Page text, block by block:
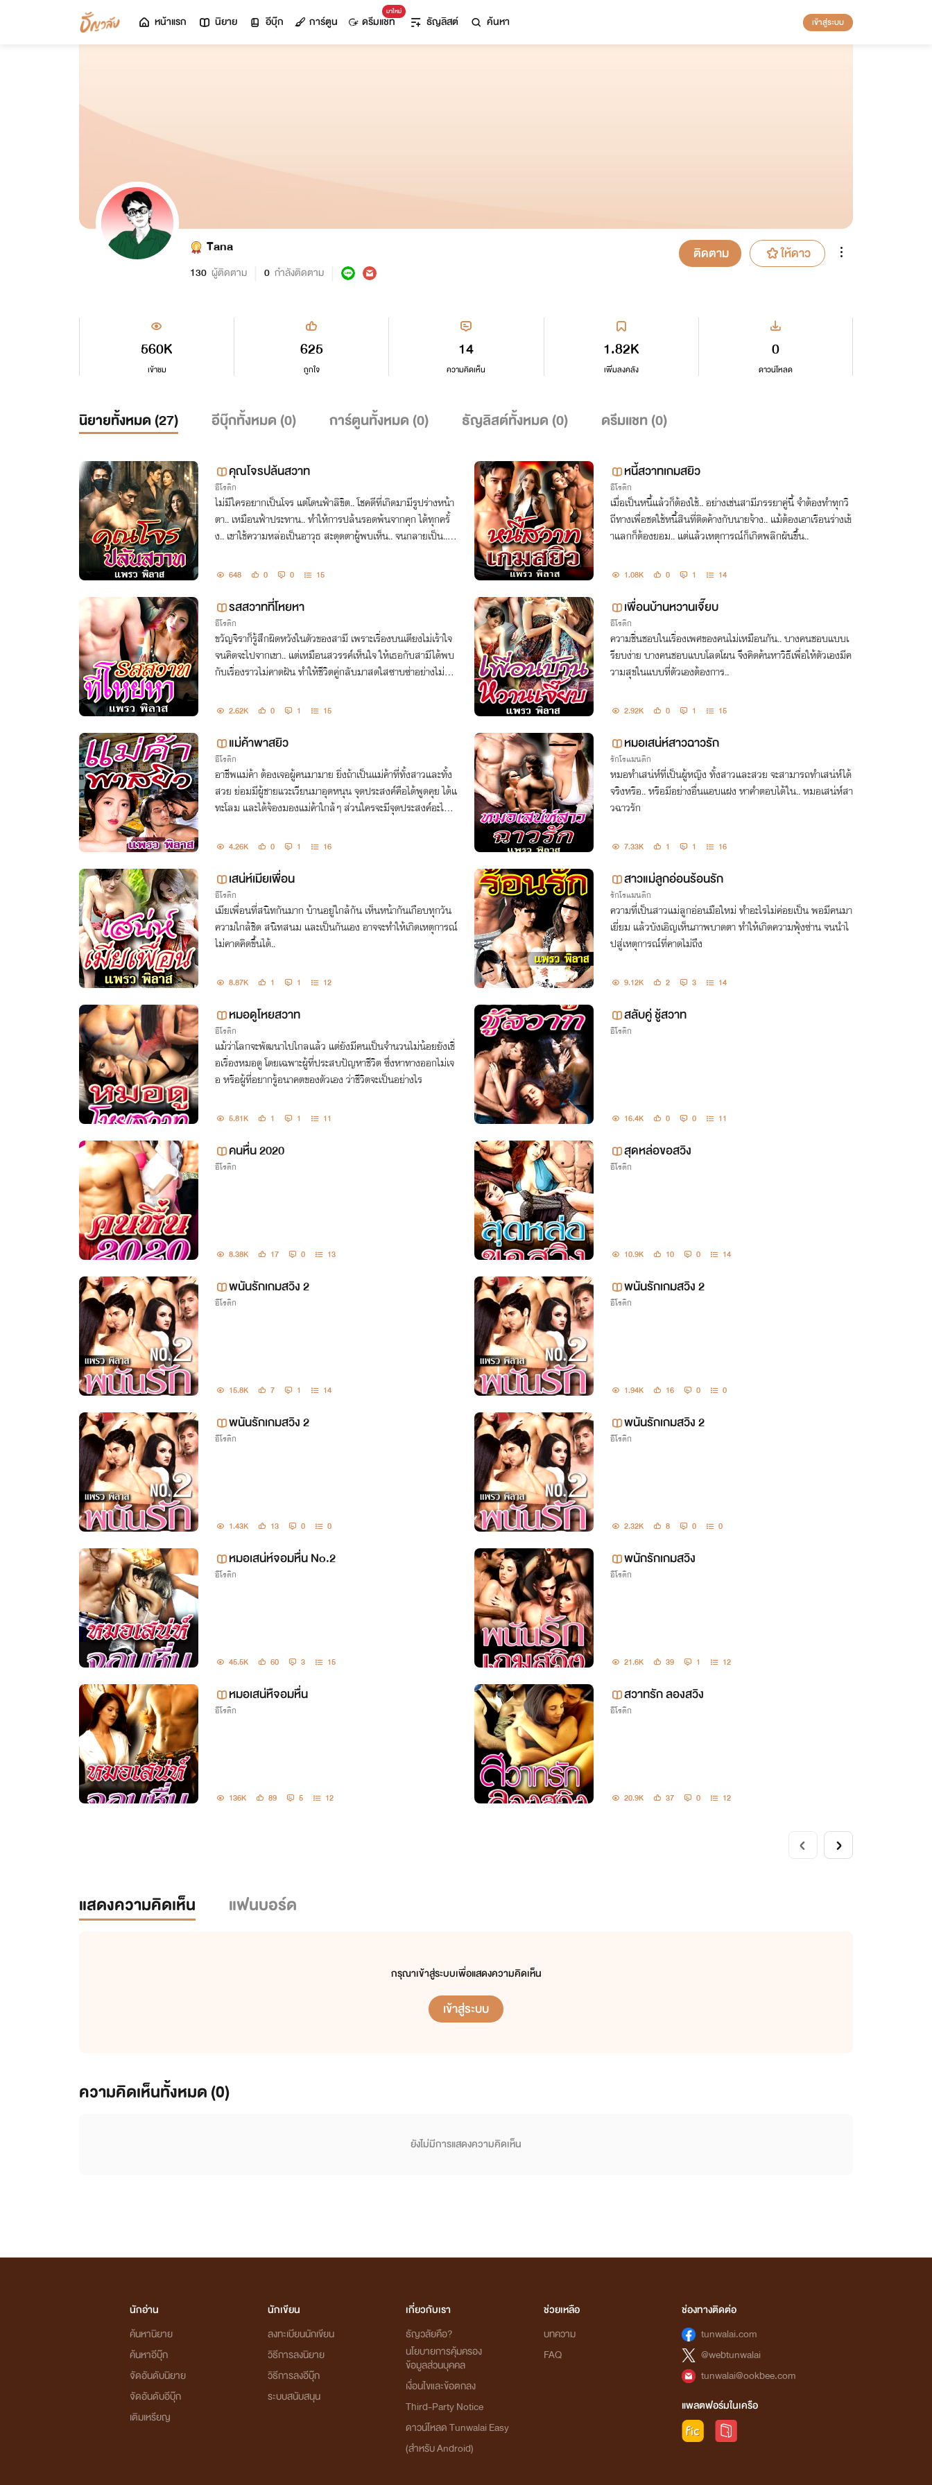
หน้าแรก นิยาย อีบุ๊ก การ์ตูน
มาใหม่
ดรีมแชท ธัญลิสต์ ค้นหา เข้าสู่ระบบ
Tana
130 ผู้ติดตาม 0 กำลังติดตาม
ติดตาม ให้ดาว
560K
เข้าชม
1.82K
เพิ่มลงคลัง
625
ถูกใจ
0
ดาวน์โหลด
14
ความคิดเห็น
นิยายทั้งหมด (27) อีบุ๊กทั้งหมด (0) การ์ตูนทั้งหมด (0) ธัญลิสต์ทั้งหมด (0) ดรีมแชท (0)
คุณโจรปล้นสวาท
อีโรติก
ไม่มีใครอยากเป็นโจร แต่โดนฟ้าลิขิต.. โชคดีที่เกิดมามีรูปร่างหน้า
ตา.. เหมือนฟ้าประทาน.. ทำให้การปล้นรอดพ้นจากคุก ได้ทุกครั้
ง.. เขาใช้ความหล่อเป็นอาวุธ สะดุดตาผู้พบเห็น.. จนกลายเป็น.. คุ
648 0 0 15
หนี้สวาทเกมสยิว
อีโรติก
เมื่อเป็นหนี้แล้วก็ต้องใช้.. อย่างเช่นสามีภรรยาคู่นี้ จำต้องทำทุกวิ
ถีทางเพื่อชดใช้หนี้สินที่ติดค้างกับนายจ้าง.. แม้ต้องเอาเรือนร่างเข้
าแลกก็ต้องยอม.. แต่แล้วเหตุการณ์ก็เกิดพลิกผันขึ้น..
1.08K 0 1 14
รสสวาทที่โหยหา
อีโรติก
ขวัญจิราก็รู้สึกผิดหวังในตัวของสามี เพราะเรื่องบนเตียงไม่เร้าใจ
จนคิดจะไปจากเขา.. แต่เหมือนสวรรค์เห็นใจ ให้เธอกับสามีได้พบ
กับเรื่องราวไม่คาดฝัน ทำให้ชีวิตคู่กลับมาสดใสซาบซ่าอย่างไม่น่าเ
2.62K 0 1 15
เพื่อนบ้านหวานเจี๊ยบ
อีโรติก
ความชื่นชอบในเรื่องเพศของคนไม่เหมือนกัน.. บางคนชอบแบบเ
รียบง่าย บางคนชอบแบบโลดโผน จึงคิดค้นหาวิธีเพื่อให้ตัวเองมีค
วามสุขในแบบที่ตัวเองต้องการ..
2.92K 0 1 15
แม่ค้าพาสยิว
อีโรติก
อาชีพแม่ค้า ต้องเจอผู้คนมามาย ยิ่งถ้าเป็นแม่ค้าที่ทั้งสาวและทั้ง
สวย ย่อมมีผู้ชายแวะเวียนมาอุดหนุน จุดประสงค์คือได้พูดคุย ได้แ
ทะโลม และได้จ้องมองแม่ค้าใกล้ๆ ส่วนใครจะมีจุดประสงค์อะไร ก็
4.26K 0 1 16
หมอเสน่ห์สาวฉาวรัก
รักโรแมนติก
หมอทำเสน่ห์ที่เป็นผู้หญิง ทั้งสาวและสวย จะสามารถทำเสน่ห์ได้
จริงหรือ.. หรือมีอย่างอื่นแอบแฝง หาคำตอบได้ใน.. หมอเสน่ห์สา
วฉาวรัก
7.33K 1 1 16
เสน่ห์เมียเพื่อน
อีโรติก
เมียเพื่อนที่สนิทกันมาก บ้านอยู่ใกล้กัน เห็นหน้ากันเกือบทุกวัน
ความใกล้ชิด สนิทสนม และเป็นกันเอง อาจจะทำให้เกิดเหตุการณ์
ไม่คาดคิดขึ้นได้..
8.87K 1 1 12
สาวแม่ลูกอ่อนร้อนรัก
รักโรแมนติก
ความที่เป็นสาวแม่ลูกอ่อนมือใหม่ ทำอะไรไม่ค่อยเป็น พอมีคนมา
เยี่ยม แล้วบังเอิญเห็นภาพบาดตา ทำให้เกิดความฟุ้งซ่าน จนนำไ
ปสู่เหตุการณ์ที่คาดไม่ถึง
9.12K 2 3 14
หมอดูโหยสวาท
อีโรติก
แม้ว่าโลกจะพัฒนาไปไกลแล้ว แต่ยังมีคนเป็นจำนวนไม่น้อยยังเชื่
อเรื่องหมอดู โดยเฉพาะผู้ที่ประสบปัญหาชีวิต ซึ่งหาทางออกไม่เจ
อ หรือผู้ที่อยากรู้อนาคตของตัวเอง ว่าชีวิตจะเป็นอย่างไร
5.81K 1 1 11
สลับคู่ ชู้สวาท
อีโรติก
16.4K 0 0 11
คนหื่น 2020
อีโรติก
8.38K 17 0 13
สุดหล่อขอสวิง
อีโรติก
10.9K 10 0 14
พนันรักเกมสวิง 2
อีโรติก
15.8K 7 1 14
พนันรักเกมสวิง 2
อีโรติก
1.94K 16 0 0
พนันรักเกมสวิง 2
อีโรติก
1.43K 13 0 0
พนันรักเกมสวิง 2
อีโรติก
2.32K 8 0 0
หมอเสน่ห์จอมหื่น No.2
อีโรติก
45.5K 60 3 15
พนักรักเกมสวิง
อีโรติก
21.6K 39 1 12
หมอเสน่หืจอมหื่น
อีโรติก
136K 89 5 12
สวาทรัก ลองสวิง
อีโรติก
20.9K 37 0 12
แสดงความคิดเห็น แฟนบอร์ด
กรุณาเข้าสู่ระบบเพื่อแสดงความคิดเห็น
เข้าสู่ระบบ
ความคิดเห็นทั้งหมด (0)
ยังไม่มีการแสดงความคิดเห็น
นักอ่าน
ค้นหานิยาย
ค้นหาอีบุ๊ก
จัดอันดับนิยาย
จัดอันดับอีบุ๊ก
เติมเหรียญ
นักเขียน
ลงทะเบียนนักเขียน
วิธีการลงนิยาย
วิธีการลงอีบุ๊ก
ระบบสนับสนุน
เกี่ยวกับเรา
ธัญวลัยคือ?
นโยบายการคุ้มครอง
ข้อมูลส่วนบุคคล
เงื่อนไขและข้อตกลง
Third-Party Notice
ดาวน์โหลด Tunwalai Easy
(สำหรับ Android)
ช่วยเหลือ
บทความ
FAQ
ช่องทางติดต่อ
tunwalai.com
@webtunwalai
tunwalai@ookbee.com
แพลตฟอร์มในเครือ